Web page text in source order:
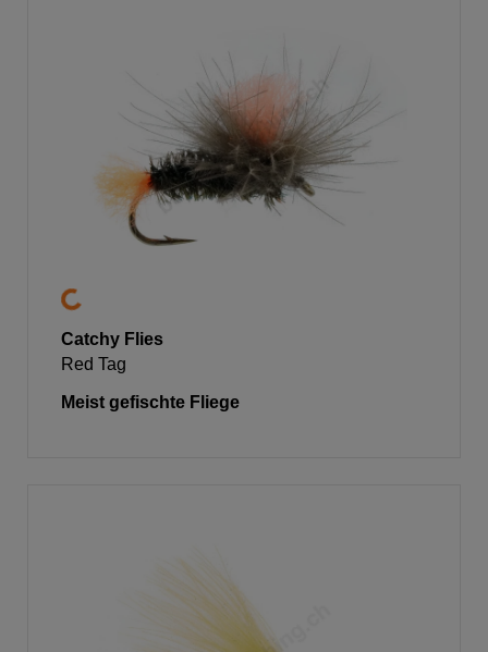
Catchy Flies
Red Tag
Meist gefischte Fliege